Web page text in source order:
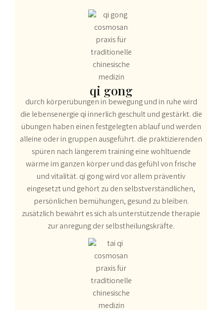
qi gong
durch körperübungen in bewegung und in ruhe wird
die lebensenergie qi innerlich geschult und gestärkt. die
übungen haben einen festgelegten ablauf und werden
alleine oder in gruppen ausgeführt. die praktizierenden
spüren nach längerem training eine wohltuende
wärme im ganzen körper und das gefühl von frische
und vitalität. qi gong wird vor allem präventiv
eingesetzt und gehört zu den selbstverständlichen,
persönlichen bemühungen, gesund zu bleiben.
zusätzlich bewährt es sich als unterstützende therapie
zur anregung der selbstheilungskräfte.